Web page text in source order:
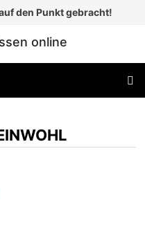
den Punkt gebracht!
online